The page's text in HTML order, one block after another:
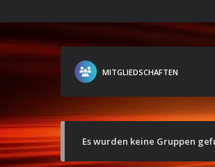
MITGLIEDSCHAFTEN
Es wurden keine Gruppen